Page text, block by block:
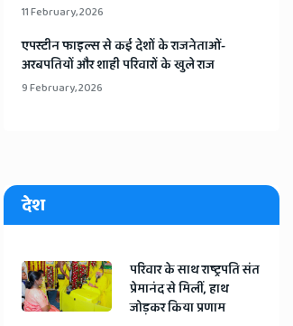
11 February, 2026
​एपस्टीन फाइल्स से कई देशों के राजनेताओं-
अरबपतियों और शाही परिवारों के खुले राज
9 February, 2026
देश
​परिवार के साथ राष्ट्रपति संत
प्रेमानंद से मिलीं, हाथ
जोड़कर किया प्रणाम